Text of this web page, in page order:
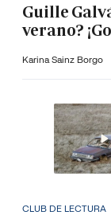
Guille
verano?
Karina Sainz Borgo
CLUB DE LECTURA